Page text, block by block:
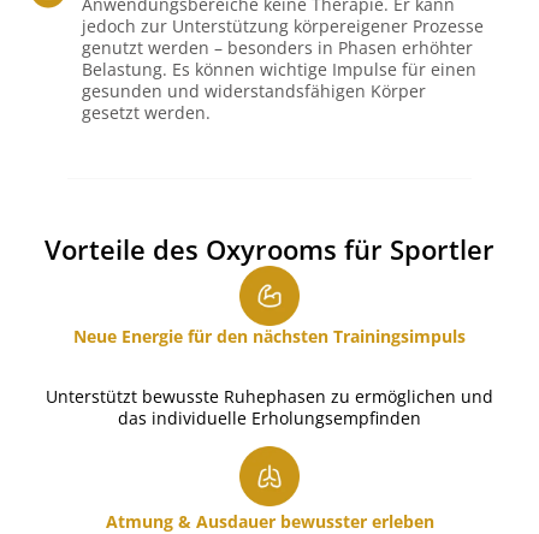
jedoch zur Unterstützung körpereigener Prozesse
genutzt werden – besonders in Phasen erhöhter
Belastung. Es können wichtige Impulse für einen
gesunden und widerstandsfähigen Körper
gesetzt werden.
Vorteile des Oxyrooms für Sportler
Neue Energie für den nächsten Trainingsimpuls
Unterstützt bewusste Ruhephasen zu ermöglichen und
das individuelle Erholungsempfinden
Atmung & Ausdauer bewusster erleben